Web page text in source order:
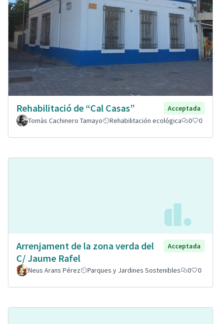
Rehabilitació de “Cal Casas”
Acceptada
Tomàs Cachinero Tamayo
Rehabilitación ecológica 0 0
Arrenjament de la zona verda del
C/ Jaume Rafel
Acceptada
Neus Arans Pérez Parques y Jardines Sostenibles 0 0